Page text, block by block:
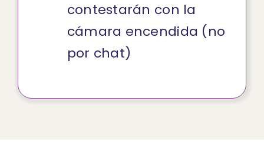
contestarán con la
cámara encendida (no
por chat)